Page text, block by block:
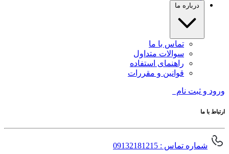
درباره ما
تماس با ما
سوالات متداول
راهنمای استفاده
قوانین و مقررات
ورود و ثبت نام
ارتباط با ما
شماره تماس : 09132181215